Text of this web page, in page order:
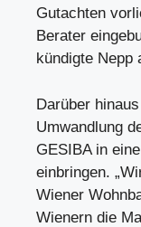
Gutachten
Berater
kündigte Nepp
Darüber
Umwandlung
GESIBA in
einbringen.
Wiener
Wienern die